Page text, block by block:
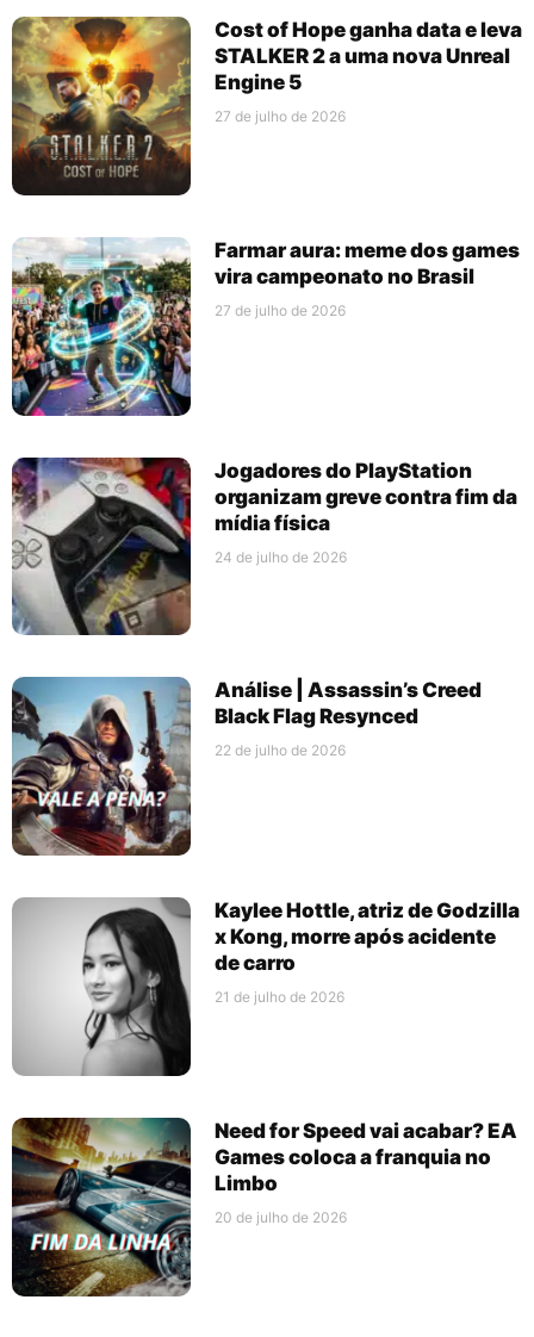
Cost of Hope ganha data e leva
STALKER 2 a uma nova Unreal
Engine 5
27 de julho de 2026
Farmar aura: meme dos games
vira campeonato no Brasil
27 de julho de 2026
Jogadores do PlayStation
organizam greve contra fim da
mídia física
24 de julho de 2026
Análise | Assassin’s Creed
Black Flag Resynced
22 de julho de 2026
Kaylee Hottle, atriz de Godzilla
x Kong, morre após acidente
de carro
21 de julho de 2026
Need for Speed vai acabar? EA
Games coloca a franquia no
Limbo
20 de julho de 2026